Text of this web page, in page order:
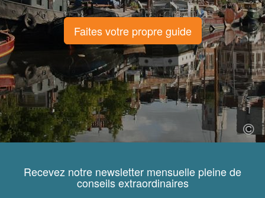
Faites votre propre guide
Recevez notre newsletter mensuelle pleine de
conseils extraordinaires